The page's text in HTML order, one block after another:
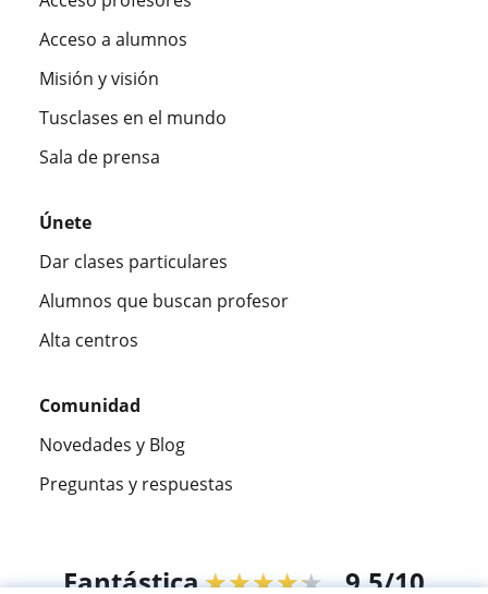
Acceso a alumnos
Misión y visión
Tusclases en el mundo
Sala de prensa
Únete
Dar clases particulares
Alumnos que buscan profesor
Alta centros
Comunidad
Novedades y Blog
Preguntas y respuestas
Fantástica★★★★★ 9,5/10